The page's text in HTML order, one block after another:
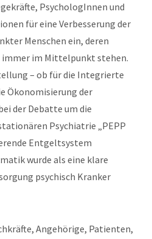
PsychologInnen und
für eine Verbesserung der
Menschen ein, deren
immer im Mittelpunkt stehen.
– ob für die Integrierte
Ökonomisierung der
der Debatte um die
Psychiatrie „PEPP
Entgeltsystem
wurde als eine klare
psychisch Kranker
Angehörige, Patienten,